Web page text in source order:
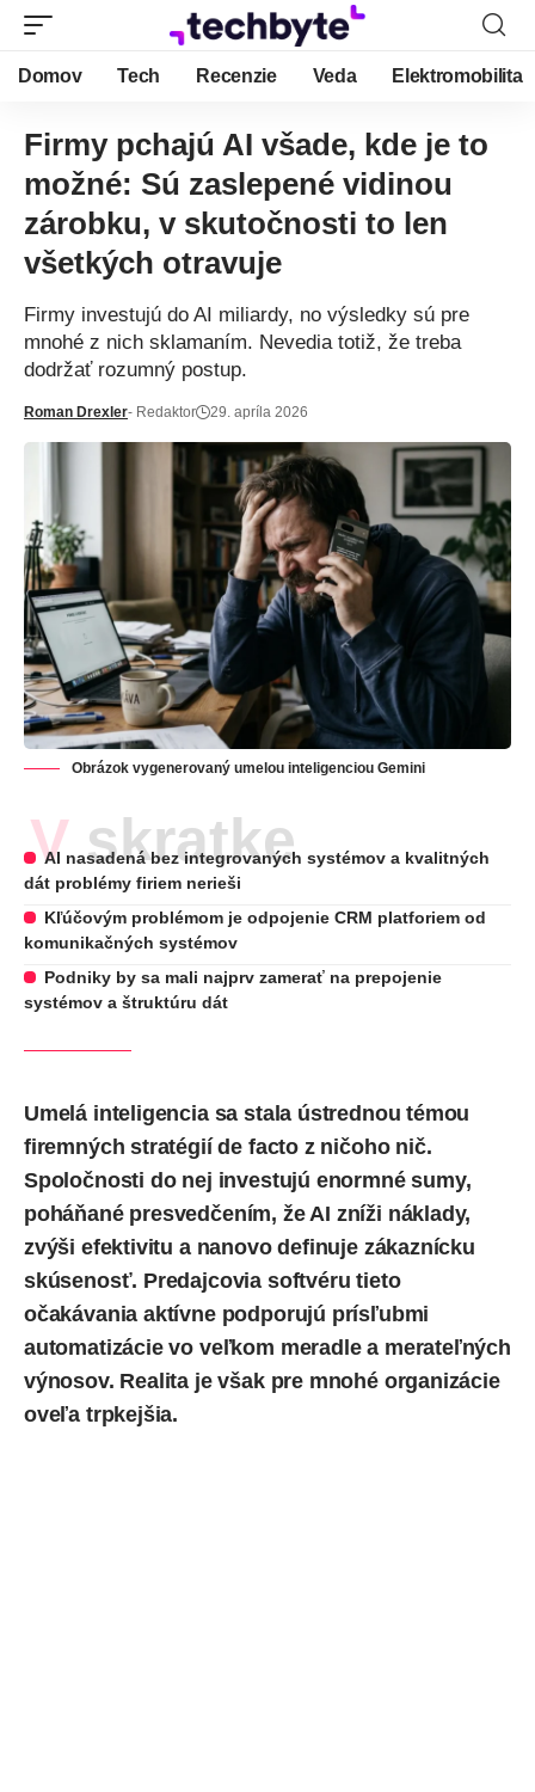
Domov Tech Recenzie Veda Elektromobilita
Firmy pchajú AI všade, kde je to
možné: Sú zaslepené vidinou
zárobku, v skutočnosti to len
všetkých otravuje
Firmy investujú do AI miliardy, no výsledky sú pre
mnohé z nich sklamaním. Nevedia totiž, že treba
dodržať rozumný postup.
Roman Drexler- Redaktor 29. apríla 2026
Obrázok vygenerovaný umelou inteligenciou Gemini
V skratke
AI nasadená bez integrovaných systémov a kvalitných
dát problémy firiem nerieši
Kľúčovým problémom je odpojenie CRM platforiem od
komunikačných systémov
Podniky by sa mali najprv zamerať na prepojenie
systémov a štruktúru dát
Umelá inteligenciasa stala ústrednou témou
firemných stratégií de facto z ničoho nič.
Spoločnosti do nej investujú enormné sumy,
poháňané presvedčením, že AI zníži náklady,
zvýši efektivitu a nanovo definuje zákaznícku
skúsenosť. Predajcovia softvéru tieto
očakávania aktívne podporujú prísľubmi
automatizácie vo veľkom meradle a merateľných
výnosov. Realita je však pre mnohé organizácie
oveľa trpkejšia.